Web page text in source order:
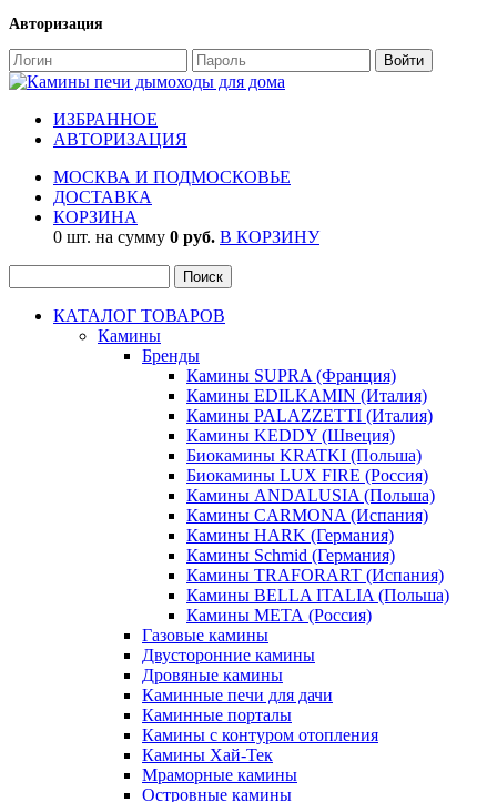
Авторизация
ИЗБРАННОЕ
АВТОРИЗАЦИЯ
МОСКВА И ПОДМОСКОВЬЕ
ДОСТАВКА
КОРЗИНА
0 шт. на сумму 0 руб. В КОРЗИНУ
КАТАЛОГ ТОВАРОВ
Камины
Бренды
Камины SUPRA (Франция)
Камины EDILKAMIN (Италия)
Камины PALAZZETTI (Италия)
Камины KEDDY (Швеция)
Биокамины KRATKI (Польша)
Биокамины LUX FIRE (Россия)
Камины ANDALUSIA (Польша)
Камины CARMONA (Испания)
Камины HARK (Германия)
Камины Schmid (Германия)
Камины TRAFORART (Испания)
Камины BELLA ITALIA (Польша)
Камины МЕТА (Россия)
Газовые камины
Двусторонние камины
Дровяные камины
Каминные печи для дачи
Каминные порталы
Камины с контуром отопления
Камины Хай-Тек
Мраморные камины
Островные камины